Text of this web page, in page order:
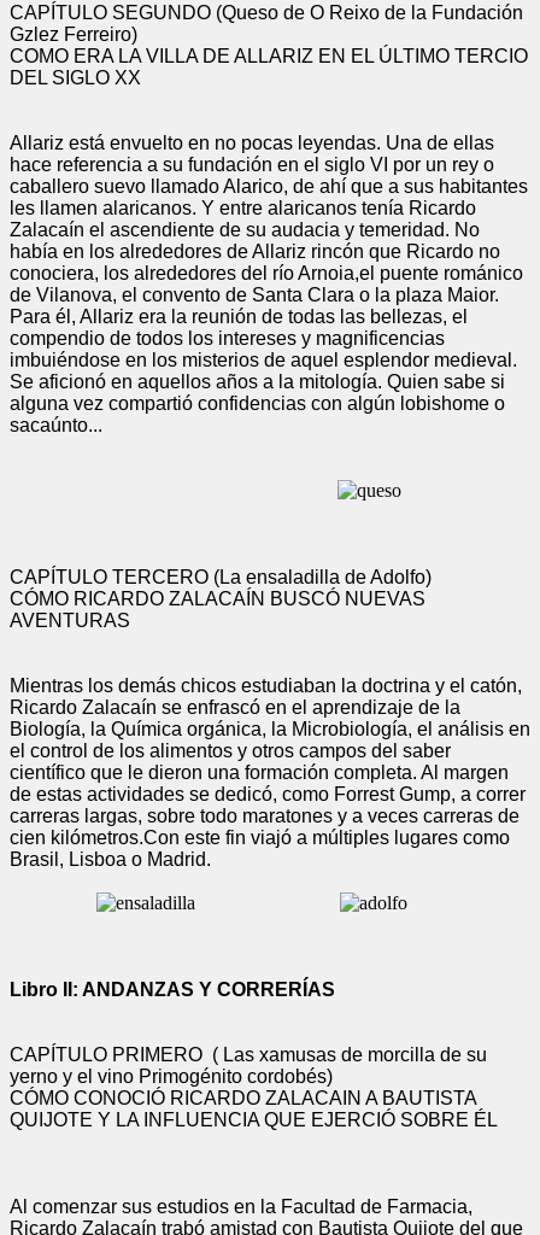
CAPÍTULO SEGUNDO (Queso de O Reixo de la Fundación
Gzlez Ferreiro)
COMO ERA LA VILLA DE ALLARIZ EN EL ÚLTIMO TERCIO
DEL SIGLO XX
Allariz está envuelto en no pocas leyendas. Una de ellas
hace referencia a su fundación en el siglo VI por un rey o
caballero suevo llamado Alarico, de ahí que a sus habitantes
les llamen alaricanos. Y entre alaricanos tenía Ricardo
Zalacaín el ascendiente de su audacia y temeridad. No
había en los alrededores de Allariz rincón que Ricardo no
conociera, los alrededores del río Arnoia,el puente románico
de Vilanova, el convento de Santa Clara o la plaza Maior.
Para él, Allariz era la reunión de todas las bellezas, el
compendio de todos los intereses y magnificencias
imbuiéndose en los misterios de aquel esplendor medieval.
Se aficionó en aquellos años a la mitología. Quien sabe si
alguna vez compartió confidencias con algún lobishome o
sacaúnto...
CAPÍTULO TERCERO (La ensaladilla de Adolfo)
CÓMO RICARDO ZALACAÍN BUSCÓ NUEVAS
AVENTURAS
Mientras los demás chicos estudiaban la doctrina y el catón,
Ricardo Zalacaín se enfrascó en el aprendizaje de la
Biología, la Química orgánica, la Microbiología, el análisis en
el control de los alimentos y otros campos del saber
científico que le dieron una formación completa. Al margen
de estas actividades se dedicó, como Forrest Gump, a correr
carreras largas, sobre todo maratones y a veces carreras de
cien kilómetros.Con este fin viajó a múltiples lugares como
Brasil, Lisboa o Madrid.
Libro II: ANDANZAS Y CORRERÍAS
CAPÍTULO PRIMERO ( Las xamusas de morcilla de su
yerno y el vino Primogénito cordobés)
CÓMO CONOCIÓ RICARDO ZALACAIN A BAUTISTA
QUIJOTE Y LA INFLUENCIA QUE EJERCIÓ SOBRE ÉL
Al comenzar sus estudios en la Facultad de Farmacia,
Ricardo Zalacaín trabó amistad con Bautista Quijote del que